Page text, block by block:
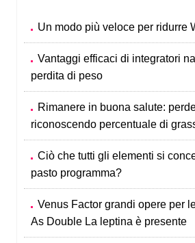
Un modo più veloce per ridurre
Vantaggi efficaci di integratori
perdita di peso
Rimanere in buona salute:
riconoscendo percentuale di
Ciò che tutti gli elementi si
pasto programma?
Venus Factor grandi opere per
As Double La leptina è presente